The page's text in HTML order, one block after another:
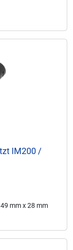
IM200 /
mm x 28 mm